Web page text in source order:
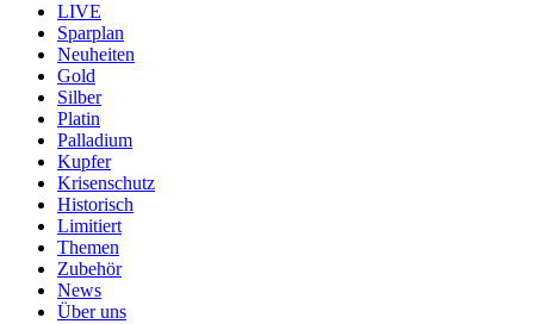
LIVE
Sparplan
Neuheiten
Gold
Silber
Platin
Palladium
Kupfer
Krisenschutz
Historisch
Limitiert
Themen
Zubehör
News
Über uns